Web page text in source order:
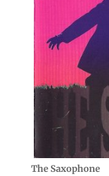
The Saxophone